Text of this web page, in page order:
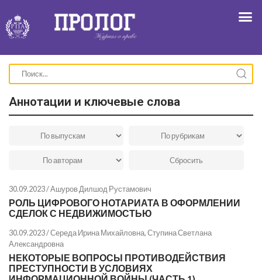
Аннотации и ключевые слова
30.09.2023 /Ашуров Дилшод Рустамович
РОЛЬ ЦИФРОВОГО НОТАРИАТА В ОФОРМЛЕНИИ
СДЕЛОК С НЕДВИЖИМОСТЬЮ
30.09.2023 /Середа Ирина Михайловна,Ступина Светлана
Александровна
НЕКОТОРЫЕ ВОПРОСЫ ПРОТИВОДЕЙСТВИЯ
ПРЕСТУПНОСТИ В УСЛОВИЯХ